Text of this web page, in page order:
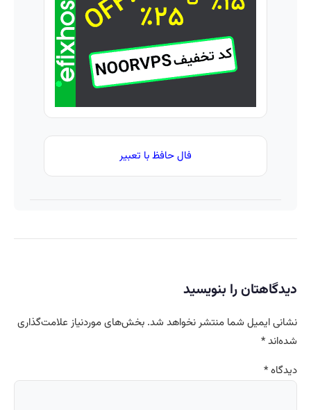
کوین
شد!
(مشاوره
بگیرید)
فال حافظ با تعبیر
دیدگاهتان را بنویسید
نشانی ایمیل شما منتشر نخواهد شد. بخش‌های موردنیاز علامت‌گذاری
شده‌اند*
دیدگاه*